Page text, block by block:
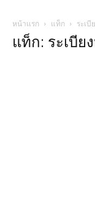
หน้าแรก แท็ก ระเ
แท็ก: ระเบีย